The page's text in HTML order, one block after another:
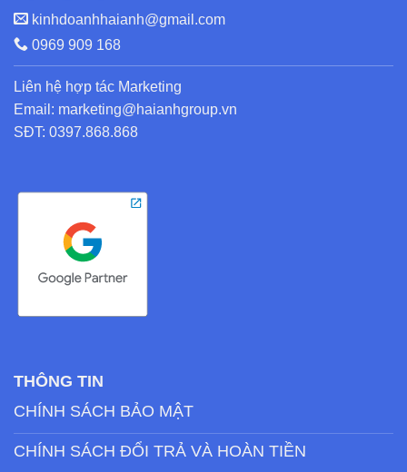
kinhdoanhhaianh@gmail.com
0969 909 168
Liên hệ hợp tác Marketing
Email: marketing@haianhgroup.vn
SĐT: 0397.868.868
THÔNG TIN
CHÍNH SÁCH BẢO MẬT
CHÍNH SÁCH ĐỔI TRẢ VÀ HOÀN TIỀN